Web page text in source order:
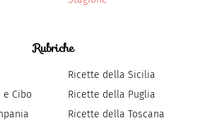
Rubriche
Cibo
Ricette della Sicilia
Ricette della Puglia
Ricette della Toscana